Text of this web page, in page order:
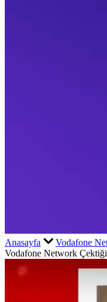
Anasayfa
Vodafone
Vodafone Network